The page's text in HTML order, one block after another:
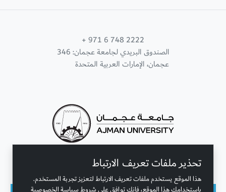
تحذير ملفات تعريف الارتباط
هذا الموقع يستخدم ملفات تعريف الارتباط لتعزيز تجربة المستخدم.
باستخدامك هذا الموقع، فإنك توافق على شروط سياسة الخصوصية
+ 971 6 748 2222
الصندوق البريدي لجامعة عجمان: 346
عجمان، الإمارات العربية المتحدة
تواصل معنا